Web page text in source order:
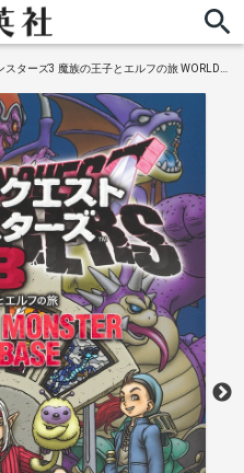
3 魔族の王子とエルフの旅 WORLD＆MONSTER DATABASE